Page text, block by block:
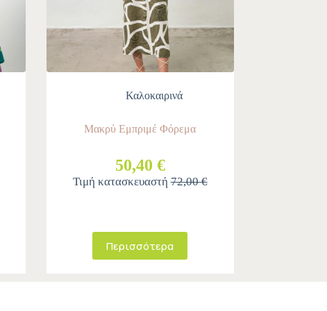
Καλοκαιρινά
Μακρύ Εμπριμέ Φόρεμα
50,40 €
Τιμή κατασκευαστή72,00 €
Περισσότερα